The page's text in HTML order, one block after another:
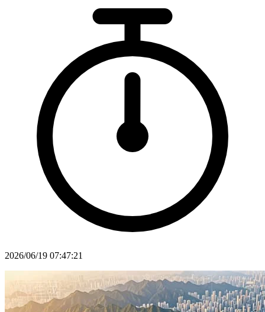
2026/06/19 07:47:21